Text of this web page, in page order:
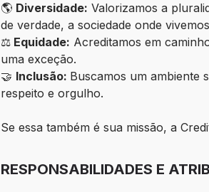
🌎 Diversidade: Valorizamos a
de verdade, a sociedade onde
⚖️ Equidade: Acreditamos em
uma exceção.
🤝 Inclusão: Buscamos um ambiente
respeito e orgulho.
Se essa também é sua missão, a
RESPONSABILIDADES E